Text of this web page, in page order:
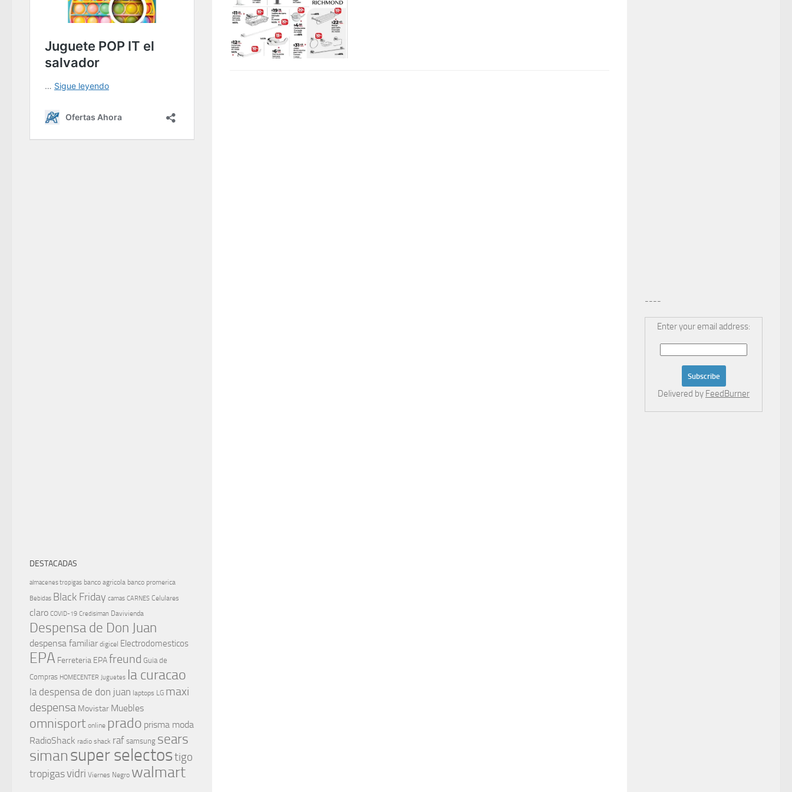
DESTACADAS
almacenes tropigas banco agricola banco promerica
Bebidas Black Friday camas CARNES Celulares
claro COVID-19 Credisiman Davivienda
Despensa de Don Juan
despensa familiar digicel Electrodomesticos
EPA Ferreteria EPAfreund Guia de
Compras HOMECENTER Juguetes la curacao
la despensa de don juan laptops LG maxi
despensa Movistar Muebles
omnisport online prado prisma moda
RadioShack radio shack raf samsung sears
simansuper selectostigo
tropigasvidri Viernes Negro walmart
----
Enter your email address:
Delivered by FeedBurner